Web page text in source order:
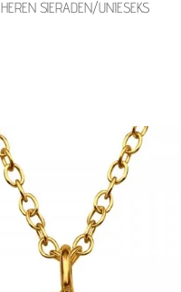
HEREN SIERADEN/UNIESEKS